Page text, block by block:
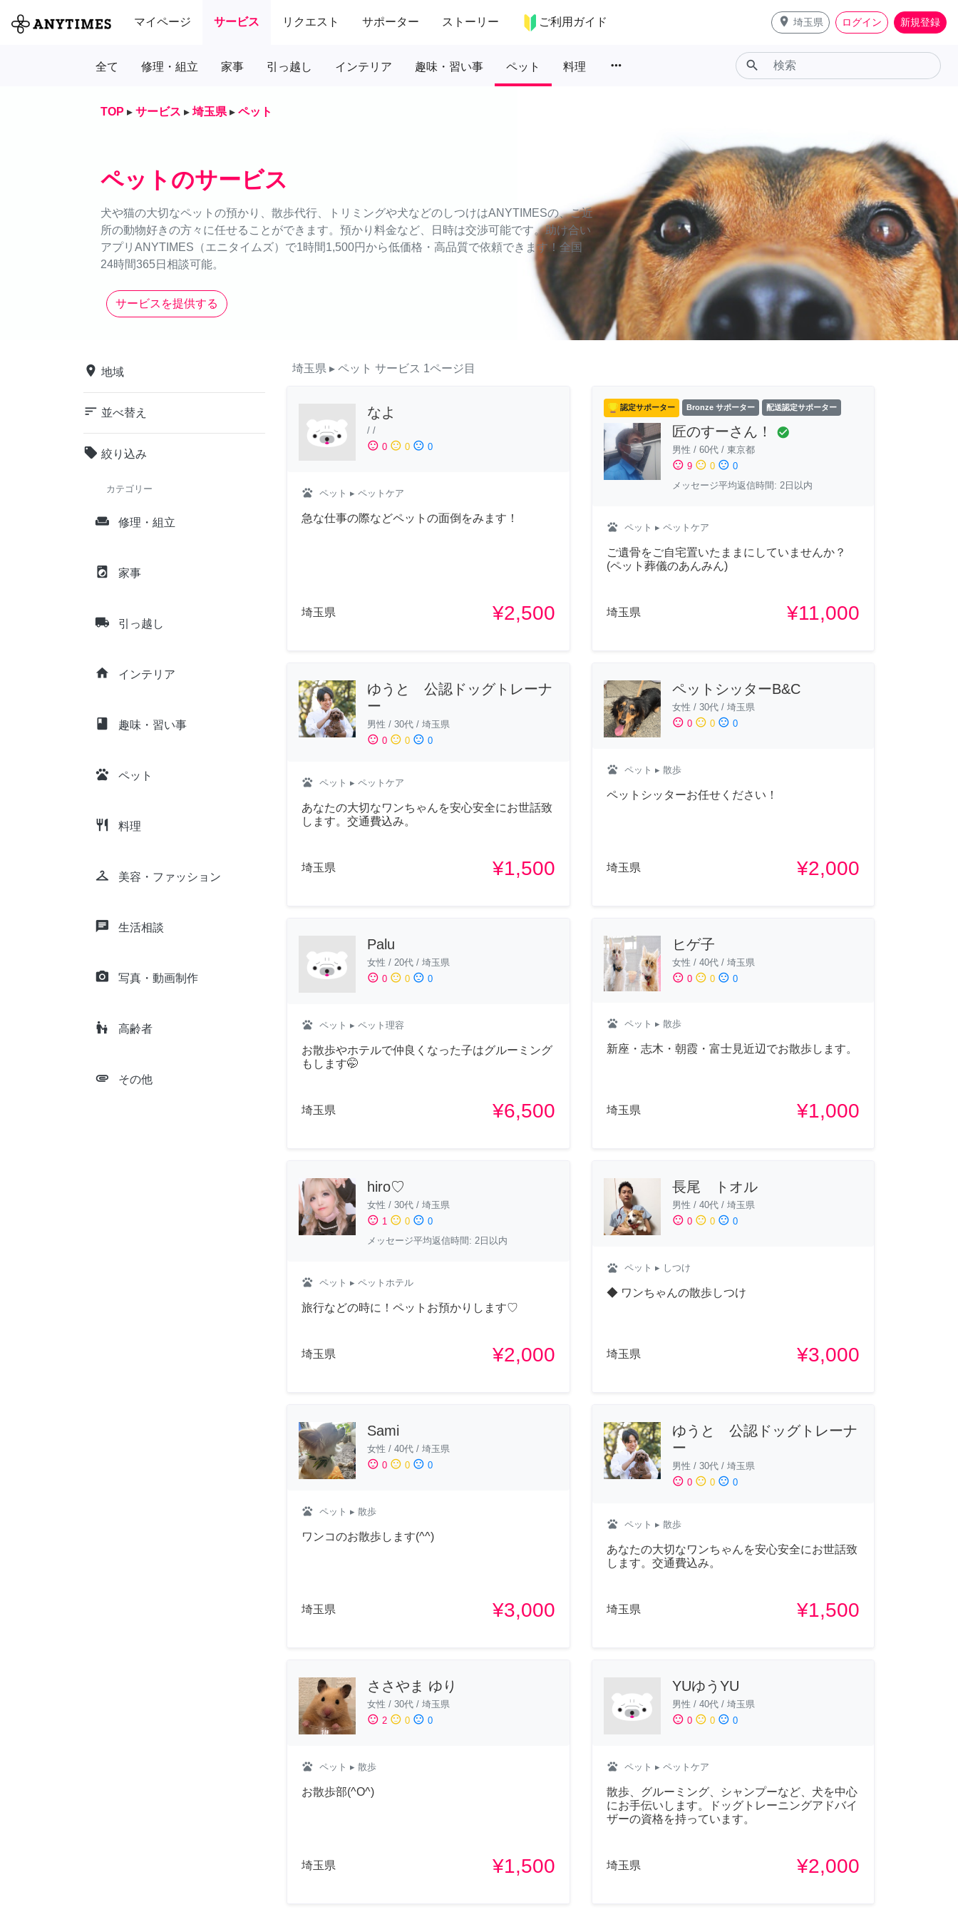
マイページ サービス リクエスト サポーター ストーリー ご利用ガイド place 埼玉県 ログイン 新規登録
全て 修理・組立 家事 引っ越し インテリア 趣味・習い事 ペット 料理 more_horiz search
TOP ▸ サービス ▸ 埼玉県 ▸ ペット
ペットのサービス
犬や猫の大切なペットの預かり、散歩代行、トリミングや犬などのしつけはANYTIMESの、ご近
所の動物好きの方々に任せることができます。預かり料金など、日時は交渉可能です。助け合い
アプリANYTIMES（エニタイムズ）で1時間1,500円から低価格・高品質で依頼できます！全国
24時間365日相談可能。
サービスを提供する
place 地域
sort 並べ替え
local_offer 絞り込み
カテゴリー
weekend 修理・組立
local_laundry_service 家事
local_shipping 引っ越し
home インテリア
class 趣味・習い事
pets ペット
restaurant 料理
checkroom 美容・ファッション
chat 生活相談
camera_alt 写真・動画制作
escalator_warning 高齢者
attachment その他
埼玉県 ▸ ペット サービス 1ページ目
なよ
/ /
sentiment_satisfied 0 sentiment_neutral 0 sentiment_dissatisfied 0
pets ペット ▸ ペットケア
急な仕事の際などペットの面倒をみます！
埼玉県 ¥2,500
認定サポーター Bronze サポーター 配送認定サポーター
匠のすーさん！ check_circle
男性 / 60代/ 東京都
sentiment_satisfied 9 sentiment_neutral 0 sentiment_dissatisfied 0
メッセージ平均返信時間: 2日以内
pets ペット ▸ ペットケア
ご遺骨をご自宅置いたままにしていませんか？
(ペット葬儀のあんみん)
埼玉県 ¥11,000
ゆうと 公認ドッグトレーナ
ー
男性 / 30代 / 埼玉県
sentiment_satisfied 0 sentiment_neutral 0 sentiment_dissatisfied 0
pets ペット ▸ ペットケア
あなたの大切なワンちゃんを安心安全にお世話致
します。交通費込み。
埼玉県 ¥1,500
ペットシッターB&C
女性 / 30代/ 埼玉県
sentiment_satisfied 0 sentiment_neutral 0 sentiment_dissatisfied 0
pets ペット ▸ 散歩
ペットシッターお任せください！
埼玉県 ¥2,000
Palu
女性 / 20代 / 埼玉県
sentiment_satisfied 0 sentiment_neutral 0 sentiment_dissatisfied 0
pets ペット ▸ ペット理容
お散歩やホテルで仲良くなった子はグルーミング
もします🤭
埼玉県 ¥6,500
ヒゲ子
女性 / 40代/ 埼玉県
sentiment_satisfied 0 sentiment_neutral 0 sentiment_dissatisfied 0
pets ペット ▸ 散歩
新座・志木・朝霞・富士見近辺でお散歩します。
埼玉県 ¥1,000
hiro♡
女性 / 30代 / 埼玉県
sentiment_satisfied 1 sentiment_neutral 0 sentiment_dissatisfied 0
メッセージ平均返信時間: 2日以内
pets ペット ▸ ペットホテル
旅行などの時に！ペットお預かりします♡
埼玉県 ¥2,000
長尾 トオル
男性 / 40代/ 埼玉県
sentiment_satisfied 0 sentiment_neutral 0 sentiment_dissatisfied 0
pets ペット ▸ しつけ
◆ ワンちゃんの散歩しつけ
埼玉県 ¥3,000
Sami
女性 / 40代 / 埼玉県
sentiment_satisfied 0 sentiment_neutral 0 sentiment_dissatisfied 0
pets ペット ▸ 散歩
ワンコのお散歩します(^^)
埼玉県 ¥3,000
ゆうと 公認ドッグトレーナ
ー
男性 / 30代/ 埼玉県
sentiment_satisfied 0 sentiment_neutral 0 sentiment_dissatisfied 0
pets ペット ▸ 散歩
あなたの大切なワンちゃんを安心安全にお世話致
します。交通費込み。
埼玉県 ¥1,500
ささやま ゆり
女性 / 30代 / 埼玉県
sentiment_satisfied 2 sentiment_neutral 0 sentiment_dissatisfied 0
pets ペット ▸ 散歩
お散歩部(^O^)
埼玉県 ¥1,500
YUゆうYU
男性 / 40代/ 埼玉県
sentiment_satisfied 0 sentiment_neutral 0 sentiment_dissatisfied 0
pets ペット ▸ ペットケア
散歩、グルーミング、シャンプーなど、犬を中心
にお手伝いします。ドッグトレーニングアドバイ
ザーの資格を持っています。
埼玉県 ¥2,000